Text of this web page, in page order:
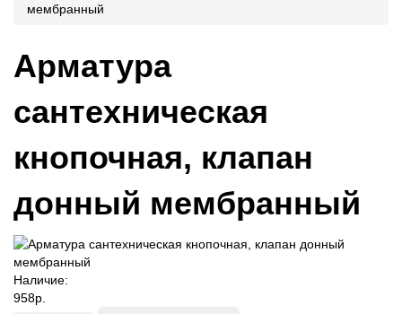
мембранный
Арматура
сантехническая
кнопочная, клапан
донный мембранный
Наличие:
958р.